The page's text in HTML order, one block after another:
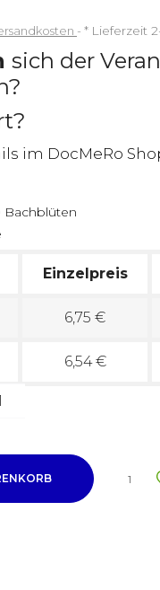
* Lieferzeit
sich der
Bachblüten
Einzelpreis
6,75 €
6,54 €
1